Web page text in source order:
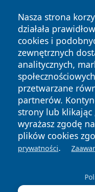
Nasza strona
działała
cookies i
zewnętrznych
analitycznych,
przetwarzane
partnerów.
strony lub klikając
wyrażasz zgodę
plików cookies
prywatności.
Copyright © 2026
zastrzeżone.
News Autorzy